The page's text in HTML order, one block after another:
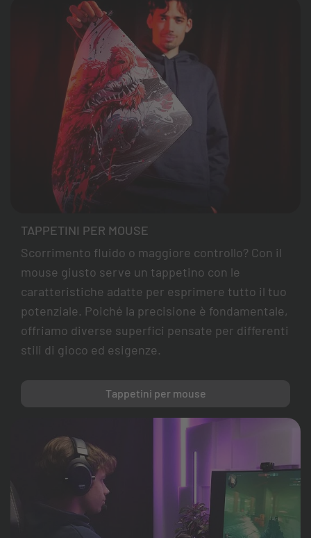
TAPPETINI PER MOUSE
Scorrimento fluido o maggiore controllo? Con il
mouse giusto serve un tappetino con le
caratteristiche adatte per esprimere tutto il tuo
potenziale. Poiché la precisione è fondamentale,
offriamo diverse superfici pensate per differenti
stili di gioco ed esigenze.
Tappetini per mouse